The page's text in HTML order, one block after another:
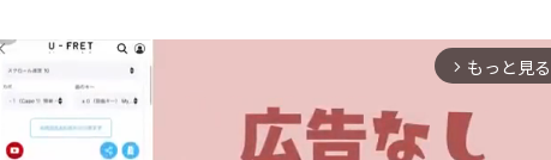
arrow_forward_ios もっと見る